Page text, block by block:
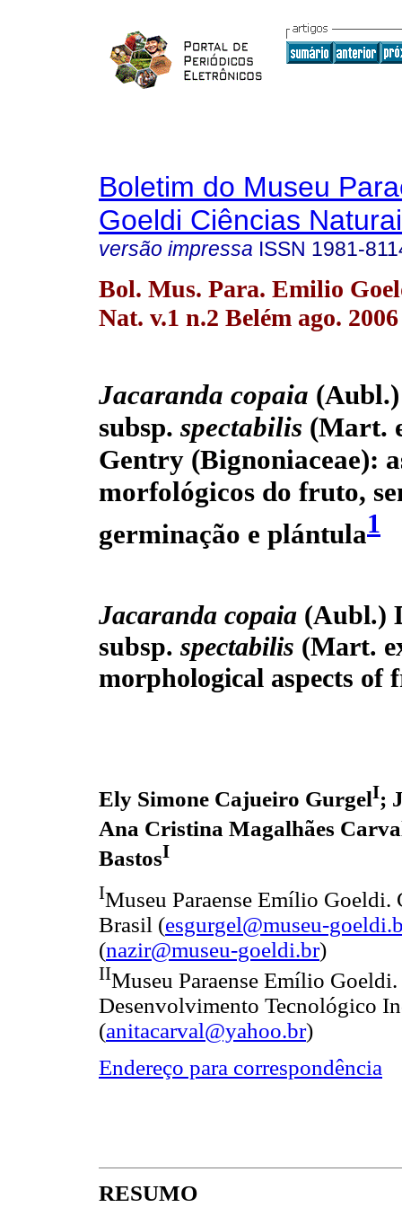
Boletim do Museu
Goeldi Ciências
versão impressa ISSN 1981-
Bol. Mus. Para. Emilio
Nat. v.1 n.2 Belém ago. 2006
Jacaranda copaia
subsp. spectabilis (Mart.
Gentry (Bignoniaceae):
morfológicos do fruto,
germinação e plántula1
Jacaranda copaia (Aubl.)
subsp. spectabilis (Mart.
morphological aspects of
Ely Simone Cajueiro GurgelI;
Ana Cristina Magalhães
BastosI
IMuseu Paraense Emílio Goeldi.
Brasil (esgurgel@museu-
(nazir@museu-goeldi.br)
IIMuseu Paraense Emílio
Desenvolvimento Tecnológico
(anitacarval@yahoo.br)
Endereço para correspondência
RESUMO